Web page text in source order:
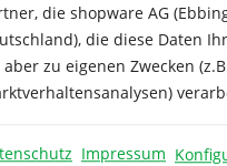
die shopware AG
die diese Daten
aber zu eigenen Zwecken
Impressum